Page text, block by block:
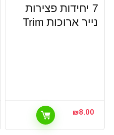
7 יחידות פצירות
נייר ארוכות Trim
₪8.00